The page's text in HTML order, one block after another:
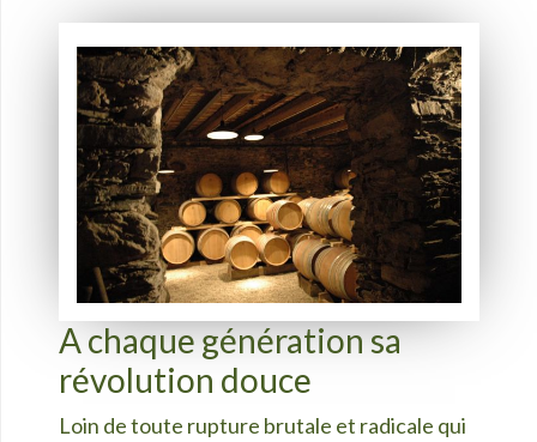
A chaque génération sa
révolution douce
Loin de toute rupture brutale et radicale qui